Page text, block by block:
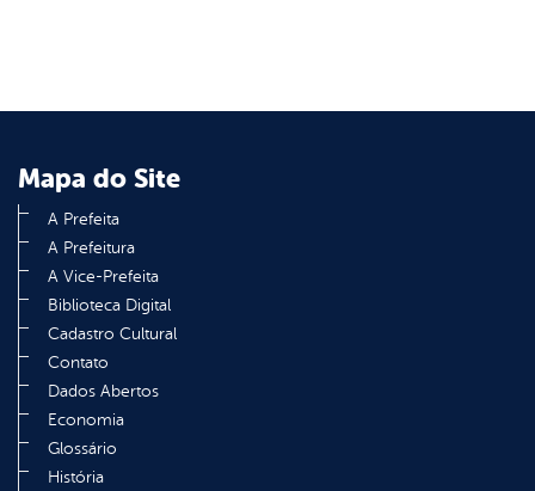
Mapa do Site
A Prefeita
A Prefeitura
A Vice-Prefeita
Biblioteca Digital
Cadastro Cultural
Contato
Dados Abertos
Economia
Glossário
História